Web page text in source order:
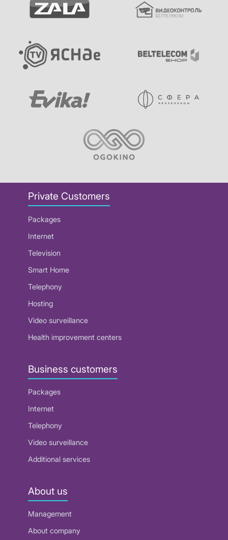
Private Customers
Packages
Internet
Television
Smart Home
Telephony
Hosting
Video surveillance
Health improvement centers
Business customers
Packages
Internet
Telephony
Video surveillance
Additional services
About us
Management
About company